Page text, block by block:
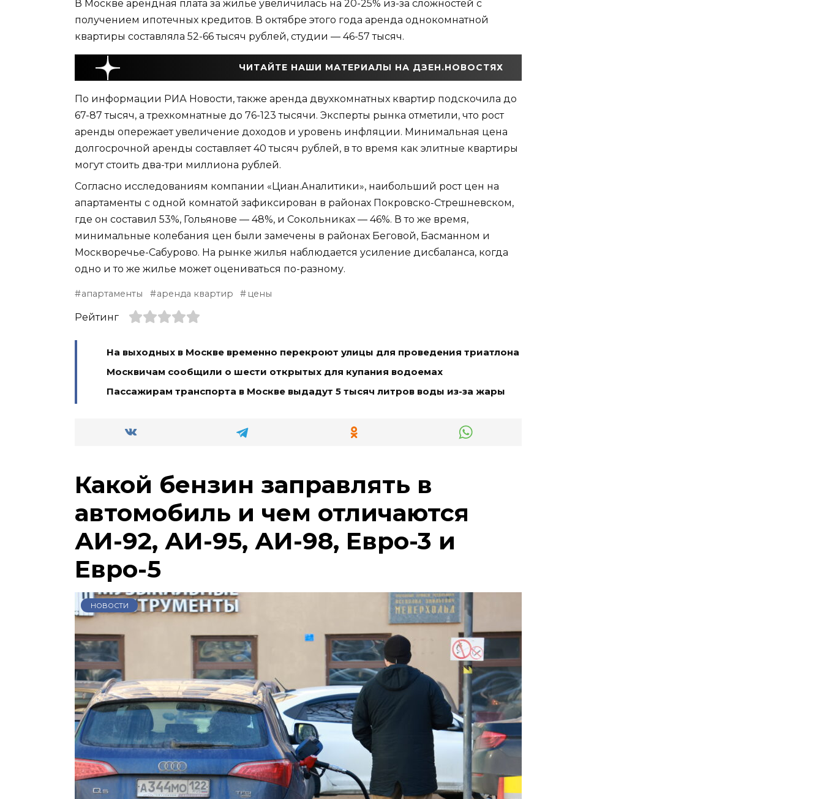
В Москве арендная плата за жилье увеличилась на 20-25% из-за сложностей с
получением ипотечных кредитов. В октябре этого года аренда однокомнатной
квартиры составляла 52-66 тысяч рублей, студии — 46-57 тысяч.
ЧИТАЙТЕ НАШИ МАТЕРИАЛЫ НА ДЗЕН.НОВОСТЯХ
По информации РИА Новости, также аренда двухкомнатных квартир подскочила до
67-87 тысяч, а трехкомнатные до 76-123 тысячи. Эксперты рынка отметили, что рост
аренды опережает увеличение доходов и уровень инфляции. Минимальная цена
долгосрочной аренды составляет 40 тысяч рублей, в то время как элитные квартиры
могут стоить два-три миллиона рублей.
Согласно исследованиям компании «Циан.Аналитики», наибольший рост цен на
апартаменты с одной комнатой зафиксирован в районах Покровско-Стрешневском,
где он составил 53%, Гольянове — 48%, и Сокольниках — 46%. В то же время,
минимальные колебания цен были замечены в районах Беговой, Басманном и
Москворечье-Сабурово. На рынке жилья наблюдается усиление дисбаланса, когда
одно и то же жилье может оцениваться по-разному.
апартаменты аренда квартир цены
Рейтинг
На выходных в Москве временно перекроют улицы для проведения триатлона
Москвичам сообщили о шести открытых для купания водоемах
Пассажирам транспорта в Москве выдадут 5 тысяч литров воды из-за жары
Какой бензин заправлять в
автомобиль и чем отличаются
АИ-92, АИ-95, АИ-98, Евро-3 и
Евро-5
НОВОСТИ